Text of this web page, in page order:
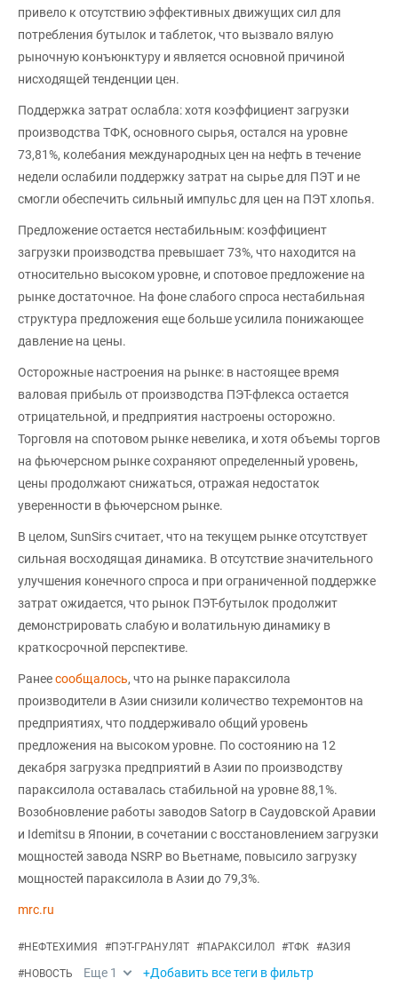
привело к отсутствию эффективных движущих сил для
потребления бутылок и таблеток, что вызвало вялую
рыночную конъюнктуру и является основной причиной
нисходящей тенденции цен.
Поддержка затрат ослабла: хотя коэффициент загрузки
производства ТФК, основного сырья, остался на уровне
73,81%, колебания международных цен на нефть в течение
недели ослабили поддержку затрат на сырье для ПЭТ и не
смогли обеспечить сильный импульс для цен на ПЭТ хлопья.
Предложение остается нестабильным: коэффициент
загрузки производства превышает 73%, что находится на
относительно высоком уровне, и спотовое предложение на
рынке достаточное. На фоне слабого спроса нестабильная
структура предложения еще больше усилила понижающее
давление на цены.
Осторожные настроения на рынке: в настоящее время
валовая прибыль от производства ПЭТ-флекса остается
отрицательной, и предприятия настроены осторожно.
Торговля на спотовом рынке невелика, и хотя объемы торгов
на фьючерсном рынке сохраняют определенный уровень,
цены продолжают снижаться, отражая недостаток
уверенности в фьючерсном рынке.
В целом, SunSirs считает, что на текущем рынке отсутствует
сильная восходящая динамика. В отсутствие значительного
улучшения конечного спроса и при ограниченной поддержке
затрат ожидается, что рынок ПЭТ-бутылок продолжит
демонстрировать слабую и волатильную динамику в
краткосрочной перспективе.
Ранеесообщалось, что на рынке параксилола
производители в Азии снизили количество техремонтов на
предприятиях, что поддерживало общий уровень
предложения на высоком уровне. По состоянию на 12
декабря загрузка предприятий в Азии по производству
параксилола оставалась стабильной на уровне 88,1%.
Возобновление работы заводов Satorp в Саудовской Аравии
и Idemitsu в Японии, в сочетании с восстановлением загрузки
мощностей завода NSRP во Вьетнаме, повысило загрузку
мощностей параксилола в Азии до 79,3%.
mrc.ru
#НЕФТЕХИМИЯ #ПЭТ-ГРАНУЛЯТ #ПАРАКСИЛОЛ #ТФК #АЗИЯ
#НОВОСТЬ Еще 1 +Добавить все теги в фильтр